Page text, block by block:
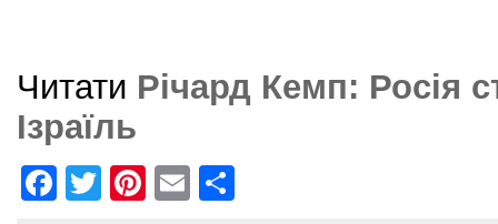
Читати Річард Кемп: Росія
Ізраїль
F
T
Pi
E